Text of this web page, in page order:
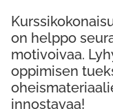
on helppo
motivoivaa.
oppimisen
innostavaa!